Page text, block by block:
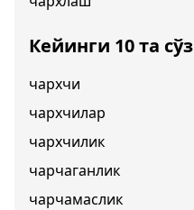
Кейинги 10 та сўз
чархчи
чархчилар
чархчилик
чарчаганлик
чарчамаслик